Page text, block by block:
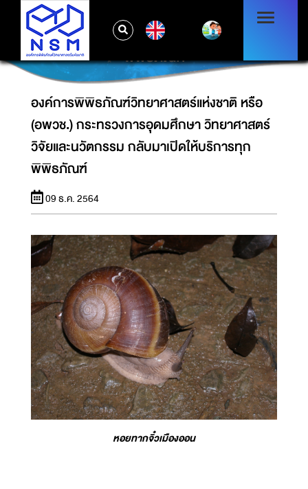
องค์การพิพิธภัณฑ์วิทยาศาสตร์แห่งชาติ หรือ
(อพวช.) กระทรวงการอุดมศึกษา วิทยาศาสตร์
วิจัยและนวัตกรรม กลับมาเปิดให้บริการทุก
พิพิธภัณฑ์
องค์การพิพิธภัณฑ์วิทยาศาสตร์แห่งชาติ หรือ
(อพวช.) กระทรวงการอุดมศึกษา วิทยาศาสตร์
วิจัยและนวัตกรรม กลับมาเปิดให้บริการทุก
พิพิธภัณฑ์
09 ธ.ค. 2564
หอยทากจิ๋วเมืองออน